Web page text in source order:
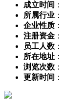
成立时间 ：
所属行业 ：
企业性质 ：
注册资金 ：
员工人数 ：
所在地址 ：
浏览次数 ：
更新时间 ：